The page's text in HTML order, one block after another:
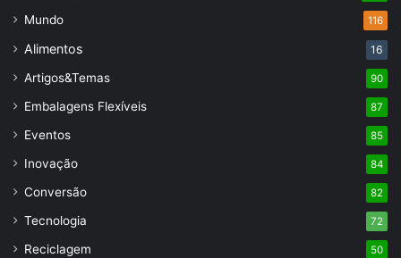
Mundo 116
Alimentos 16
Artigos&Temas 90
Embalagens Flexíveis 87
Eventos 85
Inovação 84
Conversão 82
Tecnologia 72
Reciclagem 50